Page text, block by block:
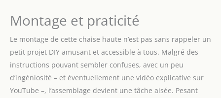
ont été utilisés pour sa
fabrication. La barrière
de séurité est installée
sur la chaise pour les
enfants plus grands
ERGONOMIE: Elle
possède un repose-pieds
réglable. La chaise
Montage et praticité
Le montage de cette chaise haute n’est pas sans rappeler un
petit projet DIY amusant et accessible à tous. Malgré des
instructions pouvant sembler confuses, avec un peu
d’ingéniosité – et éventuellement une vidéo explicative sur
YouTube –, l’assemblage devient une tâche aisée. Pesant